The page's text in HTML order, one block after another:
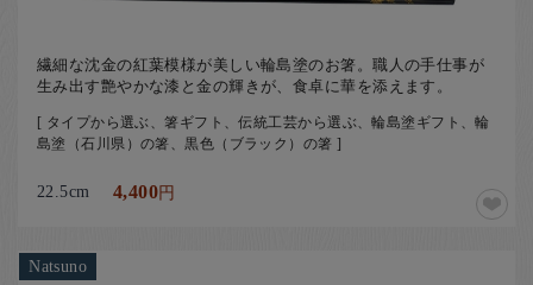
繊細な沈金の紅葉模様が美しい輪島塗のお箸。職人の手仕事が
生み出す艶やかな漆と金の輝きが、食卓に華を添えます。
[ タイプから選ぶ、箸ギフト、伝統工芸から選ぶ、輪島塗ギフト、輪
島塗（石川県）の箸、黒色（ブラック）の箸 ]
22.5cm 4,400円
Natsuno